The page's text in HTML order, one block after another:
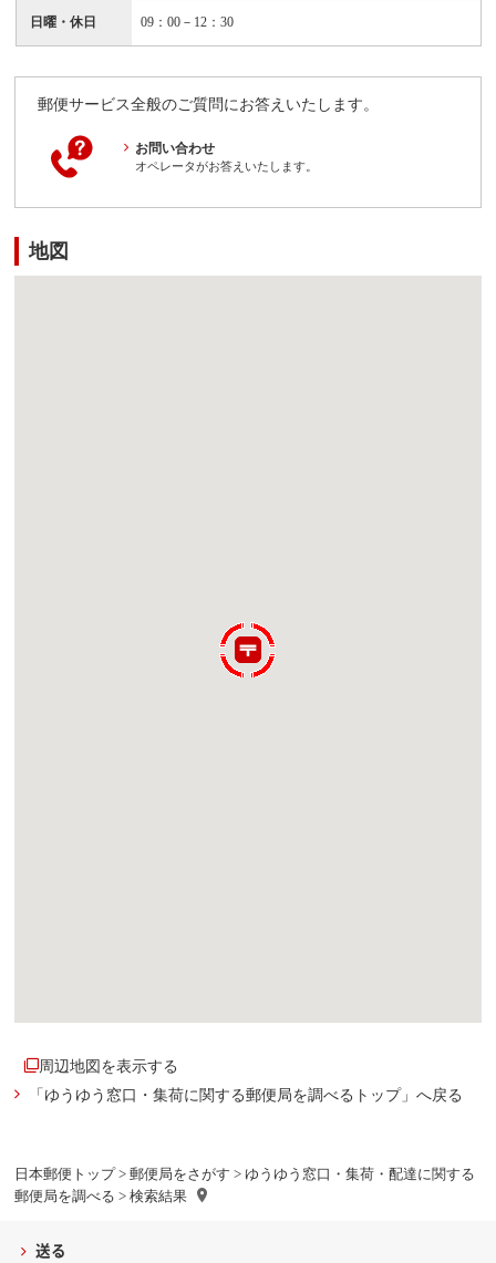
日本郵便トップ> 郵便局をさがす > ゆうゆう窓口・集荷・配達に関する
郵便局を調べる > 検索結果
日曜・休日 09：00－12：30
郵便サービス全般のご質問にお答えいたします。
お問い合わせ
オペレータがお答えいたします。
地図
周辺地図を表示する
「ゆうゆう窓口・集荷に関する郵便局を調べるトップ」へ戻る
送る